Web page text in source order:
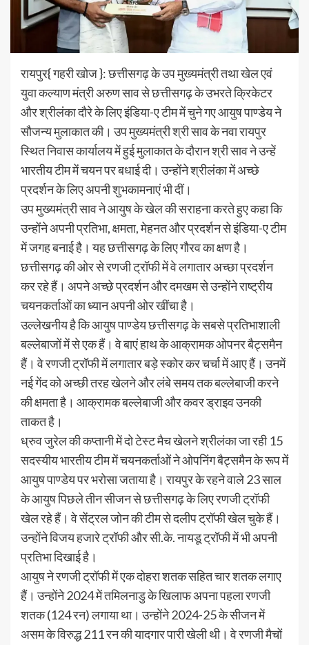
रायपुर{ गहरी खोज }: छत्तीसगढ़ के उप मुख्यमंत्री तथा खेल एवं
युवा कल्याण मंत्री अरुण साव से छत्तीसगढ़ के उभरते क्रिकेटर
और श्रीलंका दौरे के लिए इंडिया-ए टीम में चुने गए आयुष पाण्डेय ने
सौजन्य मुलाकात की। उप मुख्यमंत्री श्री साव के नवा रायपुर
स्थित निवास कार्यालय में हुई मुलाकात के दौरान श्री साव ने उन्हें
भारतीय टीम में चयन पर बधाई दी। उन्होंने श्रीलंका में अच्छे
प्रदर्शन के लिए अपनी शुभकामनाएं भी दीं।
उप मुख्यमंत्री साव ने आयुष के खेल की सराहना करते हुए कहा कि
उन्होंने अपनी प्रतिभा, क्षमता, मेहनत और प्रदर्शन से इंडिया-ए टीम
में जगह बनाई है। यह छत्तीसगढ़ के लिए गौरव का क्षण है।
छत्तीसगढ़ की ओर से रणजी ट्रॉफी में वे लगातार अच्छा प्रदर्शन
कर रहे हैं। अपने अच्छे प्रदर्शन और दमखम से उन्होंने राष्ट्रीय
चयनकर्ताओं का ध्यान अपनी ओर खींचा है।
उल्लेखनीय है कि आयुष पाण्डेय छत्तीसगढ़ के सबसे प्रतिभाशाली
बल्लेबाजों में से एक हैं। वे बाएं हाथ के आक्रामक ओपनर बैट्समैन
हैं। वे रणजी ट्रॉफी में लगातार बड़े स्कोर कर चर्चा में आए हैं। उनमें
नई गेंद को अच्छी तरह खेलने और लंबे समय तक बल्लेबाजी करने
की क्षमता है। आक्रामक बल्लेबाजी और कवर ड्राइव उनकी
ताकत है।
ध्रुव जुरेल की कप्तानी में दो टेस्ट मैच खेलने श्रीलंका जा रही 15
सदस्यीय भारतीय टीम में चयनकर्ताओं ने ओपनिंग बैट्समैन के रूप में
आयुष पाण्डेय पर भरोसा जताया है। रायपुर के रहने वाले 23 साल
के आयुष पिछले तीन सीजन से छत्तीसगढ़ के लिए रणजी ट्रॉफी
खेल रहे हैं। वे सेंट्रल जोन की टीम से दलीप ट्रॉफी खेल चुके हैं।
उन्होंने विजय हजारे ट्रॉफी और सी.के. नायडू ट्रॉफी में भी अपनी
प्रतिभा दिखाई है।
आयुष ने रणजी ट्रॉफी में एक दोहरा शतक सहित चार शतक लगाए
हैं। उन्होंने 2024 में तमिलनाडु के खिलाफ अपना पहला रणजी
शतक (124 रन) लगाया था। उन्होंने 2024-25 के सीजन में
असम के विरुद्ध 211 रन की यादगार पारी खेली थी। वे रणजी मैचों